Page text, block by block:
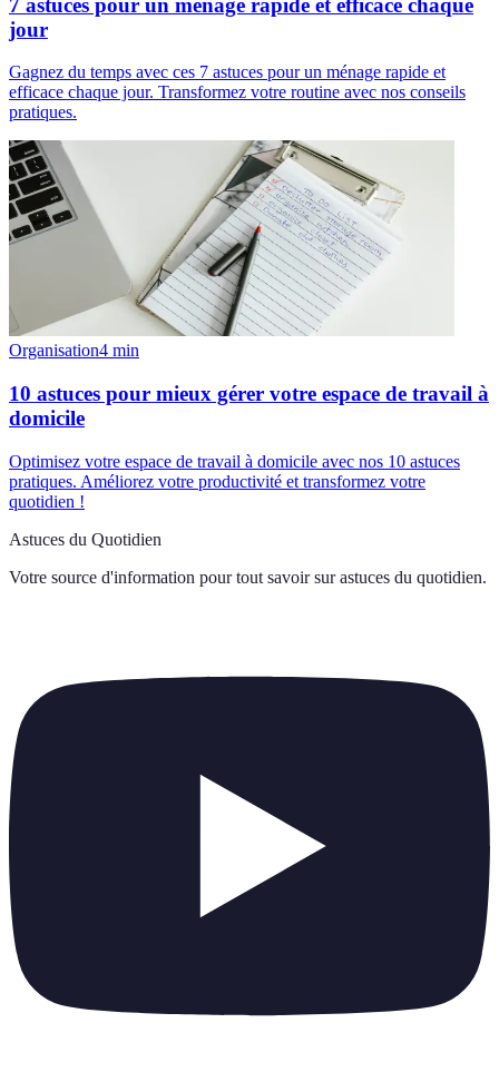
jour
Gagnez du temps avec ces 7 astuces pour un ménage rapide et
efficace chaque jour. Transformez votre routine avec nos conseils
pratiques.
Organisation4 min
10 astuces pour mieux gérer votre espace de travail à
domicile
Optimisez votre espace de travail à domicile avec nos 10 astuces
pratiques. Améliorez votre productivité et transformez votre
quotidien !
Astuces du Quotidien
Votre source d'information pour tout savoir sur astuces du quotidien.